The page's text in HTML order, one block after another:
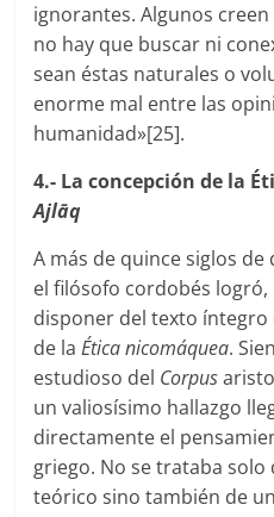
ignorantes. Algunos
no hay que buscar ni
sean éstas naturales o
enorme mal entre las
humanidad»[25].
4.- La concepción de la
Ajlāq
A más de quince siglos
el filósofo cordobés
disponer del texto
de laÉtica nicomáquea.
estudioso del Corpus
un valiosísimo hallazgo
directamente el
griego. No se trataba
teórico sino también de